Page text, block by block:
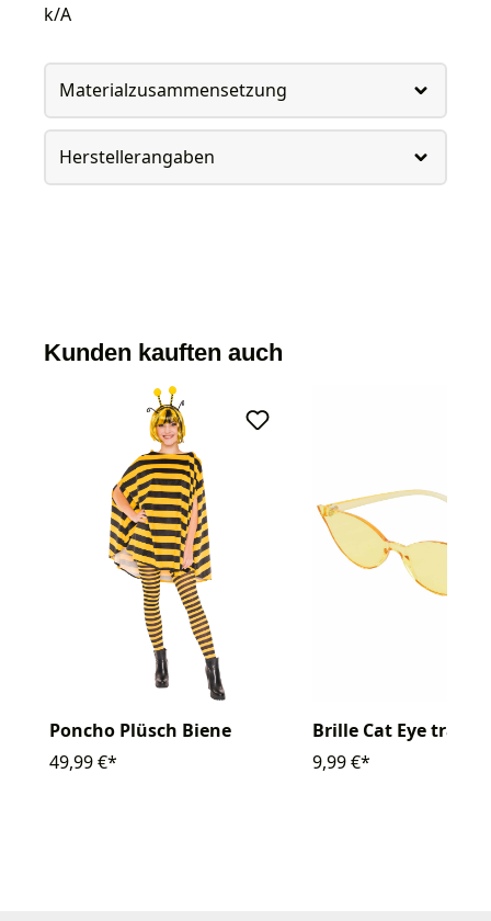
k/A
Materialzusammensetzung
Herstellerangaben
Kunden kauften auch
Poncho Plüsch Biene
49,99 €*
Brille Cat Eye
9,99 €*